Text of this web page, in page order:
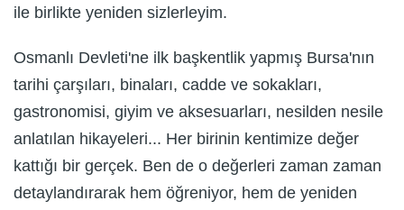
ile birlikte yeniden sizlerleyim.
Osmanlı Devleti'ne ilk başkentlik yapmış Bursa'nın
tarihi çarşıları, binaları, cadde ve sokakları,
gastronomisi, giyim ve aksesuarları, nesilden nesile
anlatılan hikayeleri... Her birinin kentimize değer
kattığı bir gerçek. Ben de o değerleri zaman zaman
detaylandırarak hem öğreniyor, hem de yeniden